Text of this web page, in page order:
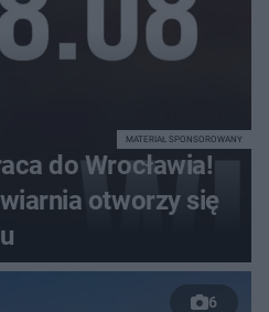
do Wrocławia!
otworzy się
MATERIAŁ SPONSOROWANY
6